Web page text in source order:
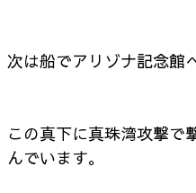
次は船でアリゾナ記念館
この真下に真珠湾攻撃で
んでいます。